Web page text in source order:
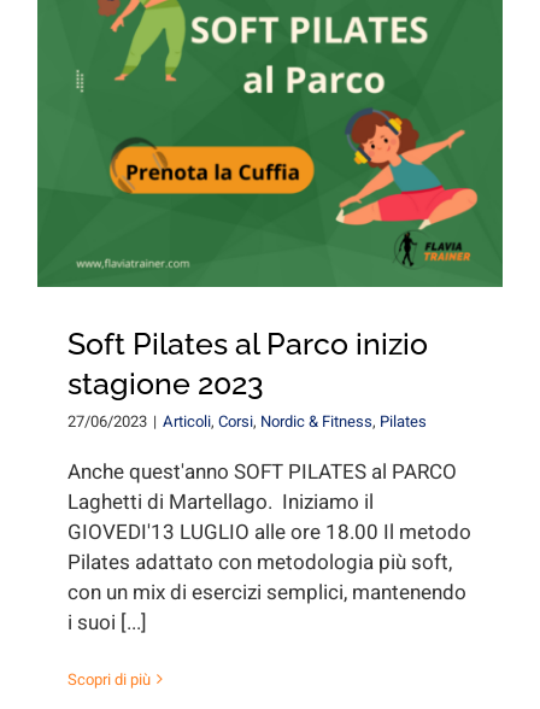
Soft Pilates al Parco inizio
stagione 2023
27/06/2023 | Articoli, Corsi, Nordic & Fitness, Pilates
Anche quest'anno SOFT PILATES al PARCO
Laghetti di Martellago. Iniziamo il
GIOVEDI'13 LUGLIO alle ore 18.00 Il metodo
Pilates adattato con metodologia più soft,
con un mix di esercizi semplici, mantenendo
i suoi [...]
Scopri di più